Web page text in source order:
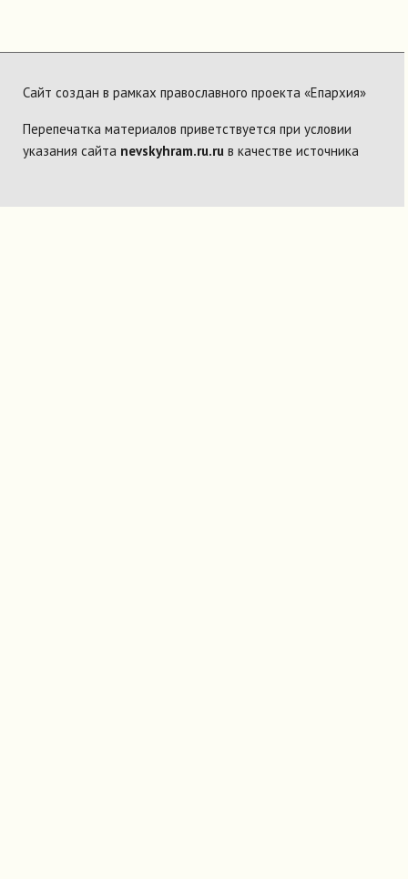
Сайт создан в рамках православного проекта «Епархия»
Перепечатка материалов приветствуется при условии
указания сайта nevskyhram.ru.ru в качестве источника